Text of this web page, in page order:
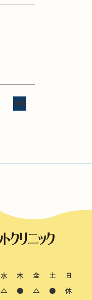
検索
水 木 金 土
日
△ ● △ ●
休